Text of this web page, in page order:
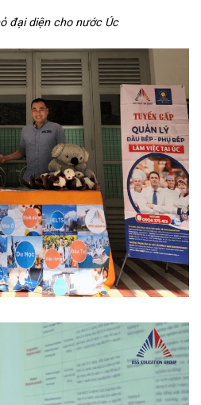
đại diện cho nước Úc